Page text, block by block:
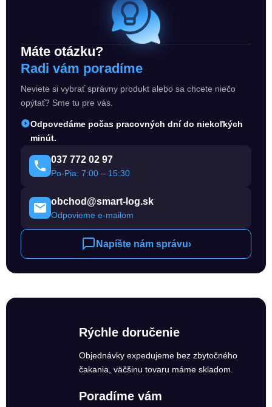
Máte otázku?
Radi vám poradíme
Neviete si vybrať správny produkt alebo sa chcete niečo
opýtať? Sme tu pre vás.
Odpovedáme počas pracovných dní do niekoľkých
minút.
037 772 02 97
Po-Pia: 7:00 – 15:30
obchod@smart-log.sk
Odpovieme e-mailom
Napíšte nám správu›
Rýchle doručenie
Objednávky expedujeme bez zbytočného
čakania, väčšinu tovaru máme skladom.
Poradíme vám